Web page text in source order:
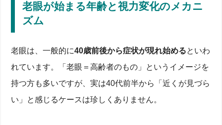
老眼が始まる年齢と視力変化のメカニ
ズム
老眼は、一般的に40歳前後から症状が現れ始めるといわ
れています。「老眼＝高齢者のもの」というイメージを
持つ方も多いですが、実は40代前半から「近くが見づら
い」と感じるケースは珍しくありません。